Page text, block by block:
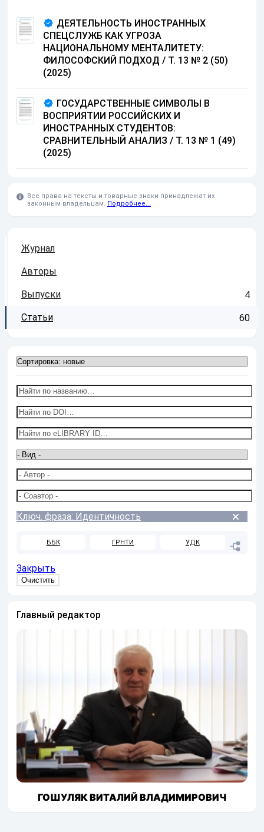
ДЕЯТЕЛЬНОСТЬ ИНОСТРАННЫХ
СПЕЦСЛУЖБ КАК УГРОЗА
НАЦИОНАЛЬНОМУ МЕНТАЛИТЕТУ:
ФИЛОСОФСКИЙ ПОДХОД / Т. 13 № 2 (50)
(2025)
ГОСУДАРСТВЕННЫЕ СИМВОЛЫ В
ВОСПРИЯТИИ РОССИЙСКИХ И
ИНОСТРАННЫХ СТУДЕНТОВ:
СРАВНИТЕЛЬНЫЙ АНАЛИЗ / Т. 13 № 1 (49)
(2025)
Все права на тексты и товарные знаки принадлежат их
законным владельцам. Подробнее...
Журнал
Авторы
Выпуски 4
Статьи 60
Ключ. фраза: Идентичность
ББК ГРНТИ УДК
Закрыть
Главный редактор
ГОШУЛЯК ВИТАЛИЙ ВЛАДИМИРОВИЧ